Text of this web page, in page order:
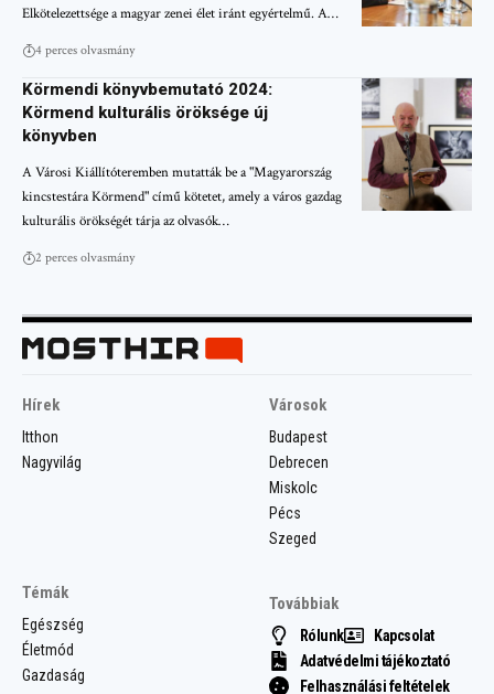
Elkötelezettsége a magyar zenei élet iránt egyértelmű. A…
4 perces olvasmány
Körmendi könyvbemutató 2024:
Körmend kulturális öröksége új
könyvben
A Városi Kiállítóteremben mutatták be a "Magyarország
kincstestára Körmend" című kötetet, amely a város gazdag
kulturális örökségét tárja az olvasók…
2 perces olvasmány
Hírek
Itthon
Nagyvilág
Városok
Budapest
Debrecen
Miskolc
Pécs
Szeged
Témák
Egészség
Életmód
Gazdaság
Továbbiak
Rólunk
Kapcsolat
Adatvédelmi tájékoztató
Felhasználási feltételek